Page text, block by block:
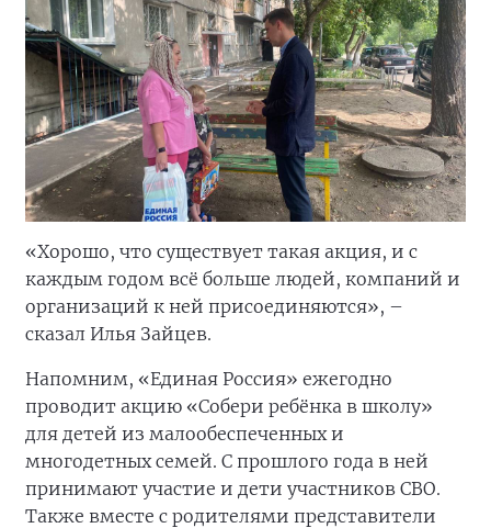
«Хорошо, что существует такая акция, и с
каждым годом всё больше людей, компаний и
организаций к ней присоединяются», –
сказал Илья Зайцев.
Напомним, «Единая Россия» ежегодно
проводит акцию «Собери ребёнка в школу»
для детей из малообеспеченных и
многодетных семей. С прошлого года в ней
принимают участие и дети участников СВО.
Также вместе с родителями представители